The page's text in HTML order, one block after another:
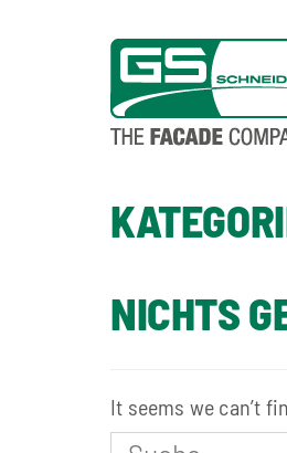
NICHTS
It seems we can’t